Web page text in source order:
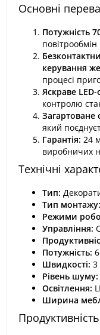
Основні
Потужність
керування
процесі
Яскраве LED-
контролю
Загартоване
який
Гарантія: 24
виробничих
Технічні
Тип:
Тип монтажу:
Режими
Управління:
Потужність:
Швидкості: 3
Рівень шуму:
Освітлення:
Ширина
Продуктивність